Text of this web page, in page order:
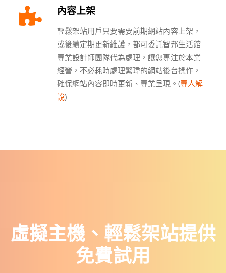
內容上架
輕鬆架站用戶只要需要前期網站內容上架，
或後續定期更新維護，都可委託智邦生活館
專業設計師團隊代為處理，讓您專注於本業
經營，不必耗時處理繁瑋的網站後台操作，
確保網站內容即時更新、專業呈現。(專人解
說)
虛擬主機、輕鬆架站提供
免費試用